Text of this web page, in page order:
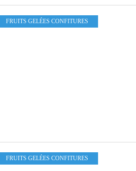
FRUITS GELÉES CONFITURES
FRUITS GELÉES CONFITURES